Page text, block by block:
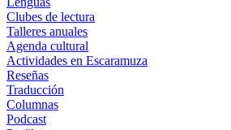
Clubes de lectura
Talleres anuales
Agenda cultural
Actividades en Escaramuza
Reseñas
Traducción
Columnas
Podcast